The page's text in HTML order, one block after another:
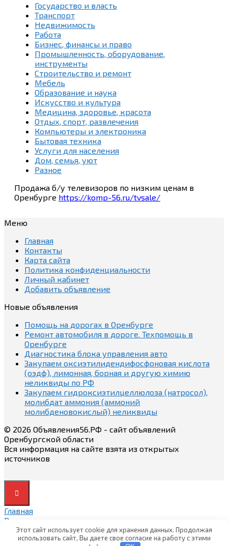
Государство и власть
Транспорт
Недвижимость
Работа
Бизнес, финансы и право
Промышленность, оборудование,
инструменты
Строительство и ремонт
Мебель
Образование и наука
Искусство и культура
Медицина, здоровье, красота
Отдых, спорт, развлечения
Компьютеры и электроника
Бытовая техника
Услуги для населения
Дом, семья, уют
Разное
Продажа б/у телевизоров по низким ценам в
Оренбурге https://komp-56.ru/tvsale/
Меню
Главная
Контакты
Карта сайта
Политика конфиденциальности
Личный кабинет
Добавить объявление
Новые объявления
Помощь на дорогах в Оренбурге
Ремонт автомобиля в дороге. Техпомощь в
Оренбурге
Диагностика блока управления авто
Закупаем оксиэтилидендифосфоновая кислота
(оэдф), лимонная, борная и другую химию
неликвиды по РФ
Закупаем гидроксиэтилцеллюлоза (натросол),
молибдат аммония (аммоний
молибденовокислый) неликвиды
© 2026 Объявления56.РФ - сайт объявлений
Оренбургской области
Вся информация на сайте взята из открытых
источников
Главная
Вход
Вход
Регистрация
Этот сайт использует cookie для хранения данных. Продолжая
использовать сайт, Вы даете свое согласие на работу с этими